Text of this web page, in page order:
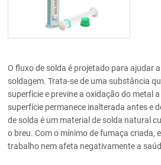
O fluxo de solda é projetado para ajudar
soldagem. Trata-se de uma substância
superfície e previne a oxidação do metal
superfície permanece inalterada antes e
de solda é um material de solda natural
o breu. Com o mínimo de fumaça criada,
trabalho nem afeta negativamente a